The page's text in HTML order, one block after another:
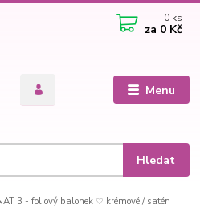
Menu
Hledat
0 ks
za 0 Kč
3 - foliový balonek ♡ krémové / satén